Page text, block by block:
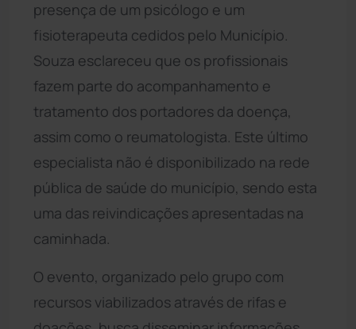
presença de um psicólogo e um
fisioterapeuta cedidos pelo Município.
Souza esclareceu que os profissionais
fazem parte do acompanhamento e
tratamento dos portadores da doença,
assim como o reumatologista. Este último
especialista não é disponibilizado na rede
pública de saúde do município, sendo esta
uma das reivindicações apresentadas na
caminhada.
O evento, organizado pelo grupo com
recursos viabilizados através de rifas e